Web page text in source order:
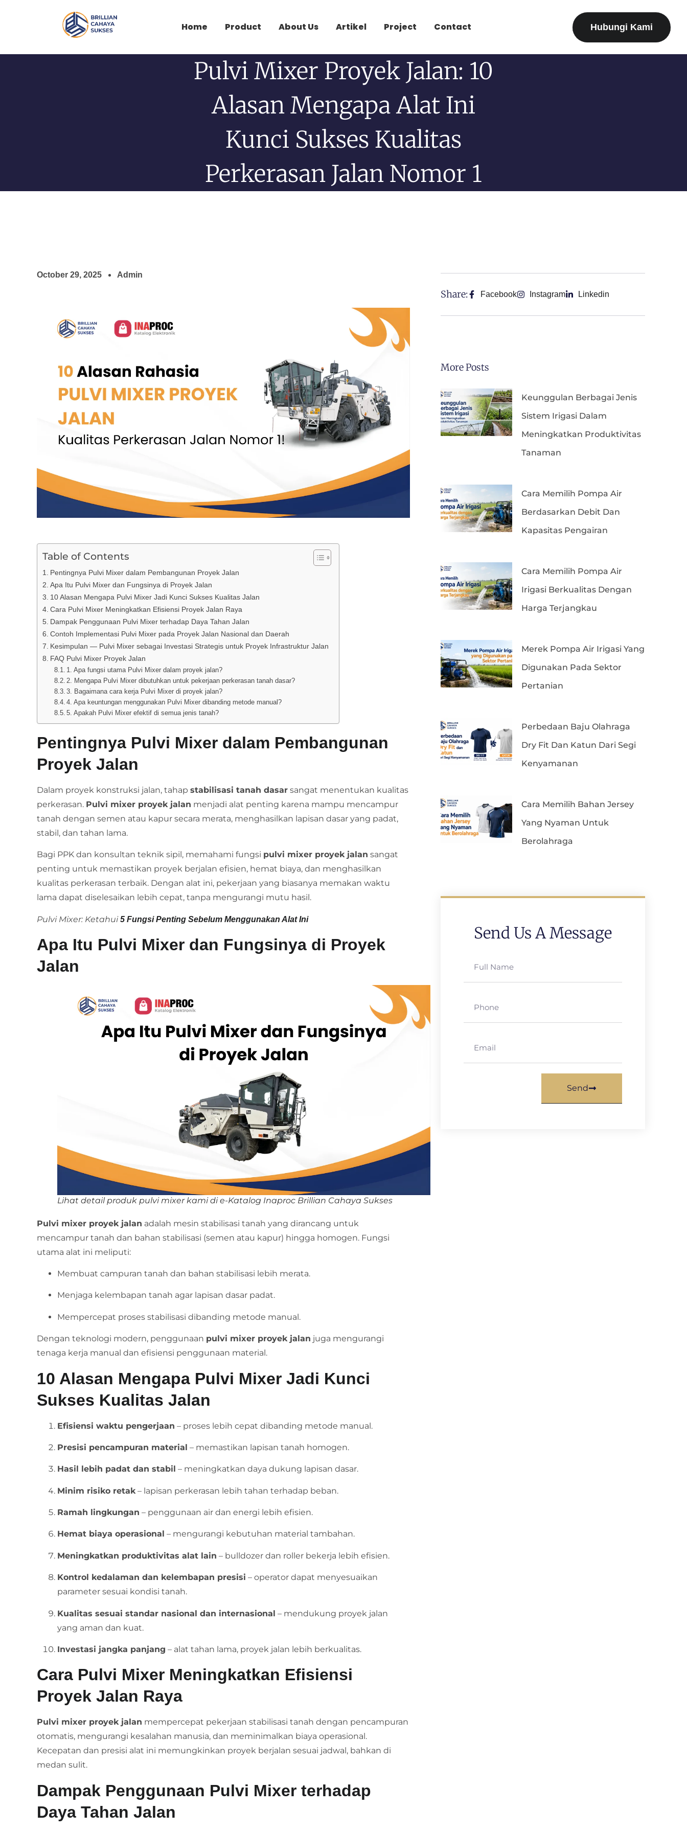
Home Product About Us Artikel Project Contact Hubungi Kami
Pulvi Mixer Proyek Jalan: 10
Alasan Mengapa Alat Ini
Kunci Sukses Kualitas
Perkerasan Jalan Nomor 1
October 29, 2025 Admin
Table of Contents
Pentingnya Pulvi Mixer dalam Pembangunan Proyek Jalan
Apa Itu Pulvi Mixer dan Fungsinya di Proyek Jalan
10 Alasan Mengapa Pulvi Mixer Jadi Kunci Sukses Kualitas Jalan
Cara Pulvi Mixer Meningkatkan Efisiensi Proyek Jalan Raya
Dampak Penggunaan Pulvi Mixer terhadap Daya Tahan Jalan
Contoh Implementasi Pulvi Mixer pada Proyek Jalan Nasional dan Daerah
Kesimpulan — Pulvi Mixer sebagai Investasi Strategis untuk Proyek Infrastruktur Jalan
FAQ Pulvi Mixer Proyek Jalan
1. Apa fungsi utama Pulvi Mixer dalam proyek jalan?
2. Mengapa Pulvi Mixer dibutuhkan untuk pekerjaan perkerasan tanah dasar?
3. Bagaimana cara kerja Pulvi Mixer di proyek jalan?
4. Apa keuntungan menggunakan Pulvi Mixer dibanding metode manual?
5. Apakah Pulvi Mixer efektif di semua jenis tanah?
Pentingnya Pulvi Mixer dalam Pembangunan
Proyek Jalan
Dalam proyek konstruksi jalan, tahap stabilisasi tanah dasar sangat menentukan kualitas
perkerasan. Pulvi mixer proyek jalan menjadi alat penting karena mampu mencampur
tanah dengan semen atau kapur secara merata, menghasilkan lapisan dasar yang padat,
stabil, dan tahan lama.
Bagi PPK dan konsultan teknik sipil, memahami fungsi pulvi mixer proyek jalan sangat
penting untuk memastikan proyek berjalan efisien, hemat biaya, dan menghasilkan
kualitas perkerasan terbaik. Dengan alat ini, pekerjaan yang biasanya memakan waktu
lama dapat diselesaikan lebih cepat, tanpa mengurangi mutu hasil.
Pulvi Mixer: Ketahui5 Fungsi Penting Sebelum Menggunakan Alat Ini
Apa Itu Pulvi Mixer dan Fungsinya di Proyek
Jalan
Lihat detail produk pulvi mixer kami di e-Katalog Inaproc Brillian Cahaya Sukses
Pulvi mixer proyek jalan adalah mesin stabilisasi tanah yang dirancang untuk
mencampur tanah dan bahan stabilisasi (semen atau kapur) hingga homogen. Fungsi
utama alat ini meliputi:
Membuat campuran tanah dan bahan stabilisasi lebih merata.
Menjaga kelembapan tanah agar lapisan dasar padat.
Mempercepat proses stabilisasi dibanding metode manual.
Dengan teknologi modern, penggunaan pulvi mixer proyek jalan juga mengurangi
tenaga kerja manual dan efisiensi penggunaan material.
10 Alasan Mengapa Pulvi Mixer Jadi Kunci
Sukses Kualitas Jalan
Efisiensi waktu pengerjaan – proses lebih cepat dibanding metode manual.
Presisi pencampuran material – memastikan lapisan tanah homogen.
Hasil lebih padat dan stabil – meningkatkan daya dukung lapisan dasar.
Minim risiko retak – lapisan perkerasan lebih tahan terhadap beban.
Ramah lingkungan – penggunaan air dan energi lebih efisien.
Hemat biaya operasional – mengurangi kebutuhan material tambahan.
Meningkatkan produktivitas alat lain – bulldozer dan roller bekerja lebih efisien.
Kontrol kedalaman dan kelembapan presisi – operator dapat menyesuaikan
parameter sesuai kondisi tanah.
Kualitas sesuai standar nasional dan internasional – mendukung proyek jalan
yang aman dan kuat.
Investasi jangka panjang – alat tahan lama, proyek jalan lebih berkualitas.
Cara Pulvi Mixer Meningkatkan Efisiensi
Proyek Jalan Raya
Pulvi mixer proyek jalan mempercepat pekerjaan stabilisasi tanah dengan pencampuran
otomatis, mengurangi kesalahan manusia, dan meminimalkan biaya operasional.
Kecepatan dan presisi alat ini memungkinkan proyek berjalan sesuai jadwal, bahkan di
medan sulit.
Dampak Penggunaan Pulvi Mixer terhadap
Daya Tahan Jalan
Share: Facebook Instagram Linkedin
More Posts
Keunggulan Berbagai Jenis
Sistem Irigasi Dalam
Meningkatkan Produktivitas
Tanaman
Cara Memilih Pompa Air
Berdasarkan Debit Dan
Kapasitas Pengairan
Cara Memilih Pompa Air
Irigasi Berkualitas Dengan
Harga Terjangkau
Merek Pompa Air Irigasi Yang
Digunakan Pada Sektor
Pertanian
Perbedaan Baju Olahraga
Dry Fit Dan Katun Dari Segi
Kenyamanan
Cara Memilih Bahan Jersey
Yang Nyaman Untuk
Berolahraga
Send Us A Message
Send